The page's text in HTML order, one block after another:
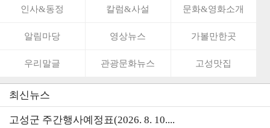
인사&동정 칼럼&사설 문화&영화소개
알림마당 영상뉴스 가볼만한곳
우리말글 관광문화뉴스 고성맛집
최신뉴스
고성군 주간행사예정표(2026. 8. 10....